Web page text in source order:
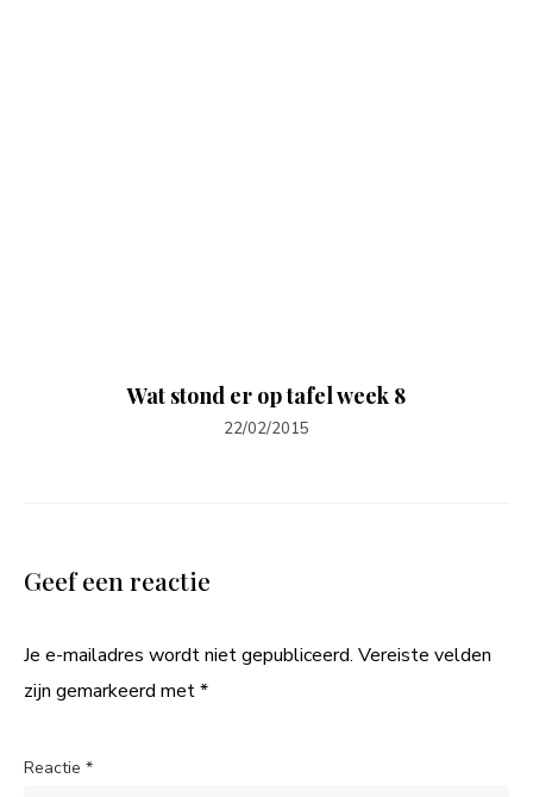
Wat stond er op tafel week 8
22/02/2015
Geef een reactie
Je e-mailadres wordt niet gepubliceerd. Vereiste velden
zijn gemarkeerd met*
Reactie *